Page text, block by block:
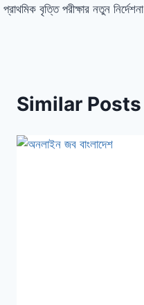
প্রাথমিক বৃত্তি পরীক্ষার নতুন নির্দেশনা
Similar Posts